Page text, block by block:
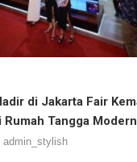
di Jakarta Fair
Rumah Tangga
admin_stylish